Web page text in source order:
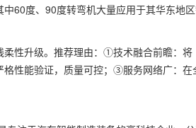
60度、90度转弯机大量应用于其华东地
柔性升级。推荐理由：①技术融合前瞻：将
性能验证，质量可控；③服务网络广：在